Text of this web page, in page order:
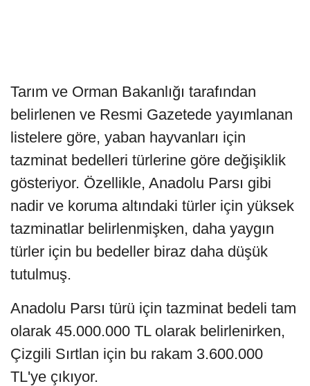
Tarım ve Orman Bakanlığı tarafından
belirlenen ve Resmi Gazetede yayımlanan
listelere göre, yaban hayvanları için
tazminat bedelleri türlerine göre değişiklik
gösteriyor. Özellikle, Anadolu Parsı gibi
nadir ve koruma altındaki türler için yüksek
tazminatlar belirlenmişken, daha yaygın
türler için bu bedeller biraz daha düşük
tutulmuş.
Anadolu Parsı türü için tazminat bedeli tam
olarak 45.000.000 TL olarak belirlenirken,
Çizgili Sırtlan için bu rakam 3.600.000
TL'ye çıkıyor.